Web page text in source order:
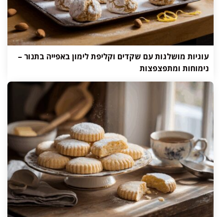
עוגיות מושלגות עם שקדים וקליפת לימון באפייה בתנור –
נימוחות ומתפצפצות